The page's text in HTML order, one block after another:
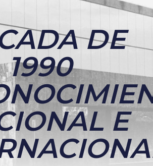
DE
1990
E